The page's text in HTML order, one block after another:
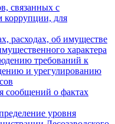
связанных с
коррупции, для
расходах, об имуществе
характера
требований к
и урегулированию
сообщений о фактах
уровня